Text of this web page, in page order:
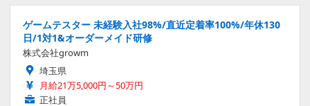
ゲームテスター 未経験入社98%/直近定着率100%/年休130
日/1対1&オーダーメイド研修
株式会社growm
埼玉県
月給21万5,000円～50万円
正社員